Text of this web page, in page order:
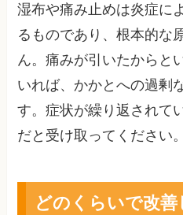
湿布や痛み止めは炎症に
るものであり、根本的な
ん。痛みが引いたからと
いれば、かかとへの過剰
す。症状が繰り返されて
だと受け取ってください。
どのくらいで改善